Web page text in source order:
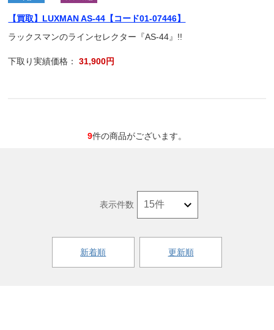
【買取】LUXMAN AS-44【コード01-07446】
ラックスマンのラインセレクター『AS-44』!!
下取り実績価格：31,900円
9件の商品がございます。
新着順 更新順
表示件数